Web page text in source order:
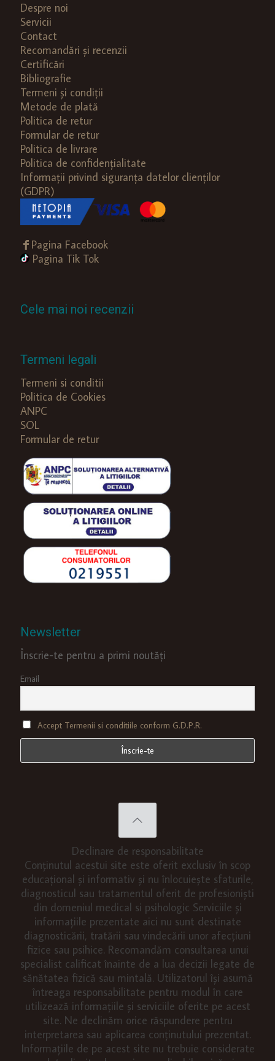
Despre noi
Servicii
Contact
Recomandări și recenzii
Certificări
Bibliografie
Termeni și condiții
Metode de plată
Politica de retur
Formular de retur
Politica de livrare
Politica de confidențialitate
Informații privind siguranța datelor clienților
(GDPR)
Pagina Facebook
Pagina Tik Tok
Cele mai noi recenzii
Termeni legali
Termeni si conditii
Politica de Cookies
ANPC
SOL
Formular de retur
Newsletter
Înscrie-te pentru a primi noutăți
Email
Accept Termenii si conditiile conform G.D.P.R.
Declinare de responsabilitate
Conținutul acestui site este oferit exclusiv în scop
educațional și informativ și nu înlocuiește sfaturile,
diagnosticul sau tratamentul oferit de profesioniști
din domeniul medical si psihologic Serviciile și
informațiile prezentate aici nu sunt destinate
diagnosticării, tratării sau vindecării unor afecțiuni
fizice sau psihice. Recomandăm consultarea unui
specialist calificat înainte de a lua decizii legate de
sănătatea fizică sau mintală. Utilizatorul își asumă
întreaga responsabilitate pentru modul în care
utilizează informațiile și serviciile oferite pe acest
site. Ne declinăm orice răspundere pentru
interpretarea sau aplicarea conținutului prezentat.
Informațiile de pe acest site nu trebuie considerate